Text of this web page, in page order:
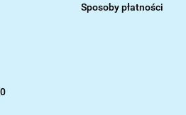
Sposoby płatności